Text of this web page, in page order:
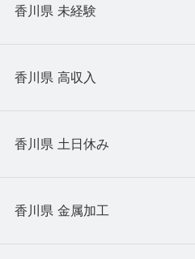
香川県 未経験
香川県 高収入
香川県 土日休み
香川県 金属加工